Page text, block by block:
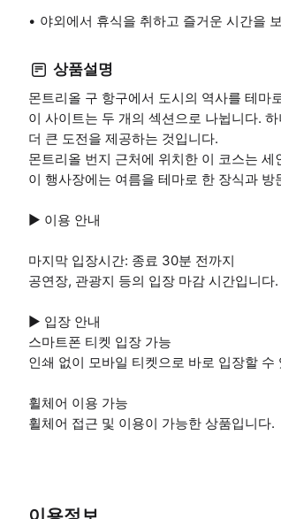
야외에서 휴식을 취하고 즐거운 시간을
상품설명
몬트리올 구 항구에서 도시의 역사를 테마
이 사이트는 두 개의 섹션으로 나뉩니다.
더 큰 도전을 제공하는 것입니다.
몬트리올 번지 근처에 위치한 이 코스는
이 행사장에는 여름을 테마로 한 장식과
▶ 이용 안내
마지막 입장시간: 종료 30분 전까지
공연장, 관광지 등의 입장 마감 시간입니
▶ 입장 안내
스마트폰 티켓 입장 가능
인쇄 없이 모바일 티켓으로 바로 입장할 수
휠체어 이용 가능
휠체어 접근 및 이용이 가능한 상품입니다.